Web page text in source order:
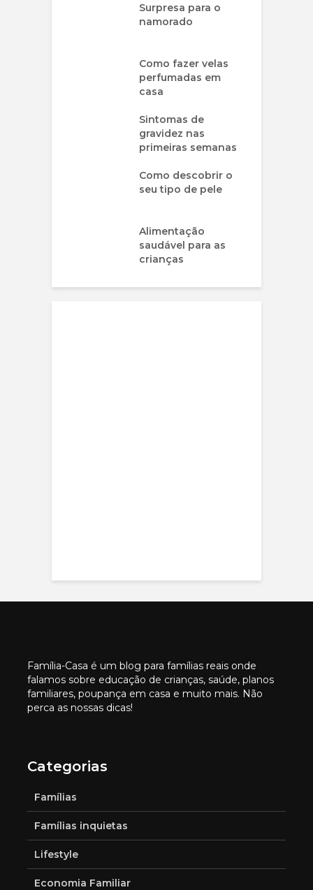
Surpresa para o
namorado
Como fazer velas
perfumadas em
casa
Sintomas de
gravidez nas
primeiras semanas
Como descobrir o
seu tipo de pele
Alimentação
saudável para as
crianças
Família-Casa é um blog para famílias reais onde
falamos sobre educação de crianças, saúde, planos
familiares, poupança em casa e muito mais. Não
perca as nossas dicas!
Categorias
Famílias
Famílias inquietas
Lifestyle
Economia Familiar